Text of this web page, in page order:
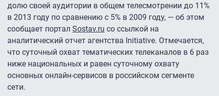
долю своей аудитории в общем телесмотрении до 11%
в 2013 году по сравнению с 5% в 2009 году, — об этом
сообщает портал Sostav.ru со ссылкой на
аналитический отчет агентства Initiative. Отмечается,
что суточный охват тематических телеканалов в 6 раз
ниже национальных и равен суточному охвату
основных онлайн-сервисов в российском сегменте
сети.